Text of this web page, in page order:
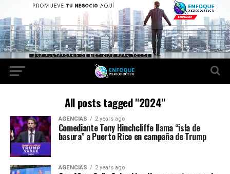
All posts tagged "2024"
AGENCIAS 2 years ago
Comediante Tony Hinchcliffe llama “isla de
basura” a Puerto Rico en campaña de Trump
AGENCIAS 2 years ago